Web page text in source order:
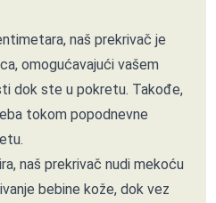
naš prekrivač je
omogućavajući vašem
dok ste u pokretu. Takođe,
tokom popodnevne
naš prekrivač nudi mekoću
bebine kože, dok vez